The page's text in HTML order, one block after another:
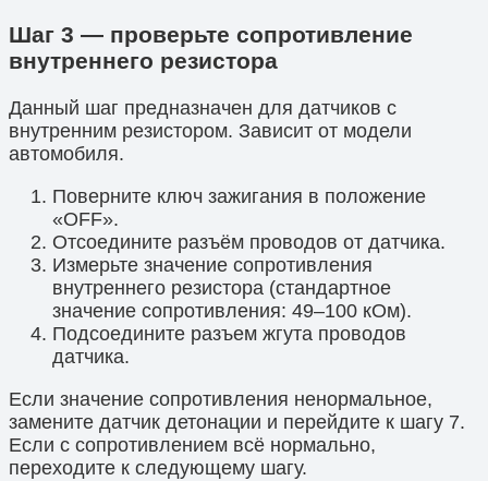
Шаг 3 — проверьте сопротивление
внутреннего резистора
Данный шаг предназначен для датчиков с
внутренним резистором. Зависит от модели
автомобиля.
Поверните ключ зажигания в положение
«OFF».
Отсоедините разъём проводов от датчика.
Измерьте значение сопротивления
внутреннего резистора (стандартное
значение сопротивления: 49–100 кОм).
Подсоедините разъем жгута проводов
датчика.
Если значение сопротивления ненормальное,
замените датчик детонации и перейдите к шагу 7.
Если с сопротивлением всё нормально,
переходите к следующему шагу.